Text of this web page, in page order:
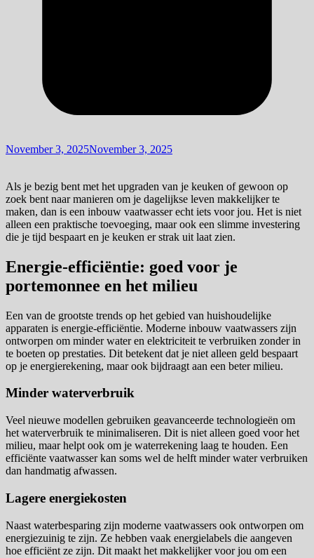
November 3, 2025November 3, 2025
Als je bezig bent met het upgraden van je keuken of gewoon op
zoek bent naar manieren om je dagelijkse leven makkelijker te
maken, dan is een inbouw vaatwasser echt iets voor jou. Het is niet
alleen een praktische toevoeging, maar ook een slimme investering
die je tijd bespaart en je keuken er strak uit laat zien.
Energie-efficiëntie: goed voor je
portemonnee en het milieu
Een van de grootste trends op het gebied van huishoudelijke
apparaten is energie-efficiëntie. Moderne inbouw vaatwassers zijn
ontworpen om minder water en elektriciteit te verbruiken zonder in
te boeten op prestaties. Dit betekent dat je niet alleen geld bespaart
op je energierekening, maar ook bijdraagt aan een beter milieu.
Minder waterverbruik
Veel nieuwe modellen gebruiken geavanceerde technologieën om
het waterverbruik te minimaliseren. Dit is niet alleen goed voor het
milieu, maar helpt ook om je waterrekening laag te houden. Een
efficiënte vaatwasser kan soms wel de helft minder water verbruiken
dan handmatig afwassen.
Lagere energiekosten
Naast waterbesparing zijn moderne vaatwassers ook ontworpen om
energiezuinig te zijn. Ze hebben vaak energielabels die aangeven
hoe efficiënt ze zijn. Dit maakt het makkelijker voor jou om een